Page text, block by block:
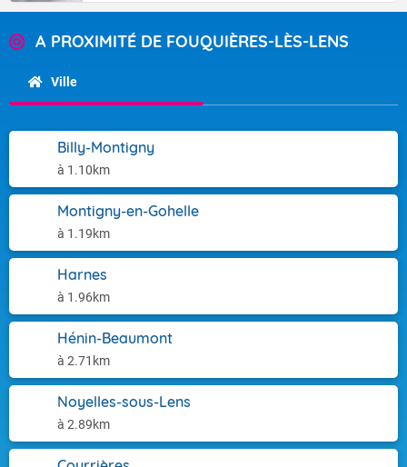
A PROXIMITÉ DE FOUQUIÈRES-LÈS-LENS
Ville
Billy-Montigny
à 1.10km
Montigny-en-Gohelle
à 1.19km
Harnes
à 1.96km
Hénin-Beaumont
à 2.71km
Noyelles-sous-Lens
à 2.89km